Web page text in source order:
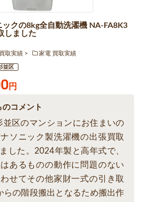
クの8kg全自動洗濯機 NA-FA8K3
しました
取実績
家電 買取実績
並区
円
コメント
区のマンションにお住まいの
ソニック製洗濯機の出張買取
した。2024年製と高年式で、
あるものの動作に問題のない
せてその他家財一式の引き取
らの階段搬出となるため搬出作